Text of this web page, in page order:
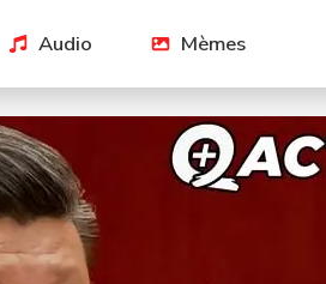
Audio Mèmes